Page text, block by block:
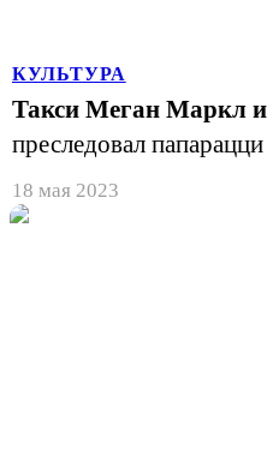
КУЛЬТУРА
Такси Меган Маркл и
преследовал папарацци
18 мая 2023